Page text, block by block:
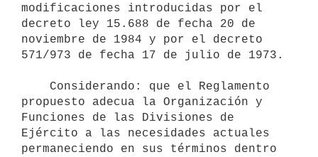
modificaciones introducidas por el
decreto ley 15.688 de fecha 20 de
noviembre de 1984 y por el decreto
571/973 de fecha 17 de julio de 1973.
propuesto adecua la Organización y
Funciones de las Divisiones de
Ejército a las necesidades actuales
permaneciendo en sus términos dentro